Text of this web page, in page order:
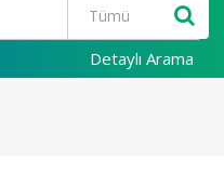
Detaylı Arama